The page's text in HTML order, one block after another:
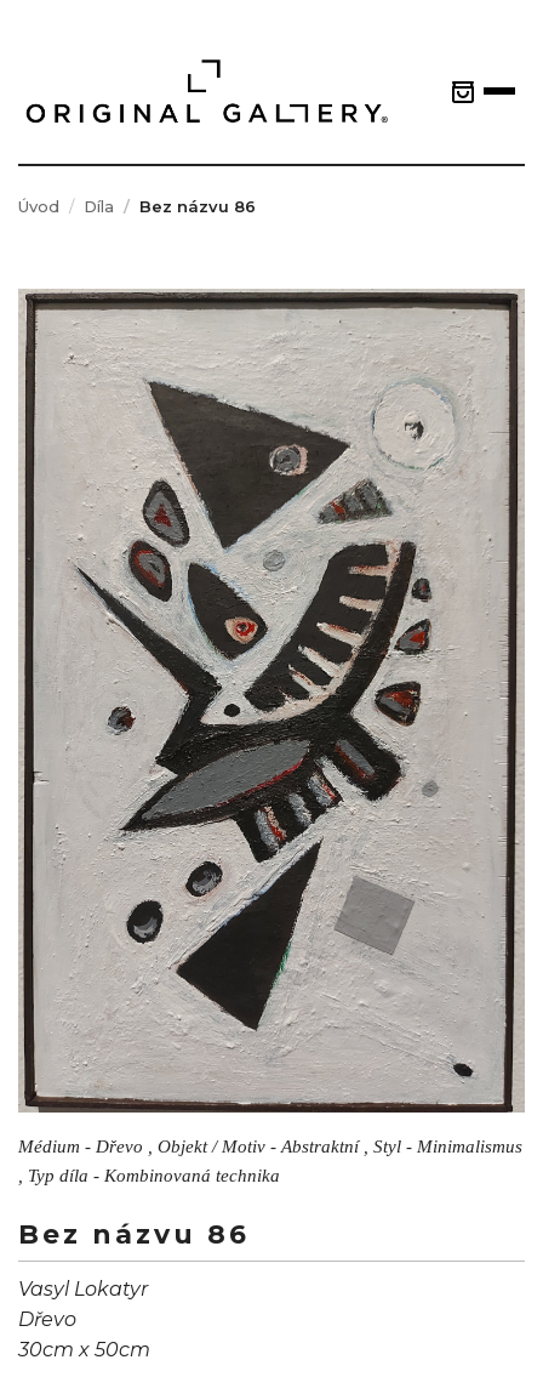
Úvod Díla Bez názvu 86
Médium - Dřevo , Objekt / Motiv - Abstraktní , Styl - Minimalismus
, Typ díla - Kombinovaná technika
Bez názvu 86
Vasyl Lokatyr
Dřevo
30cm x 50cm